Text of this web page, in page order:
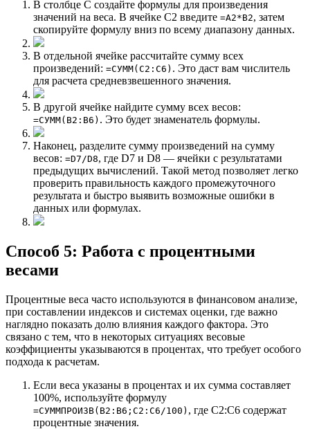
В столбце C создайте формулы для произведения
значений на веса. В ячейке C2 введите =A2*B2, затем
скопируйте формулу вниз по всему диапазону данных.
В отдельной ячейке рассчитайте сумму всех
произведений: =СУММ(C2:C6) . Это даст вам числитель
для расчета средневзвешенного значения.
В другой ячейке найдите сумму всех весов:
=СУММ(B2:B6) . Это будет знаменатель формулы.
Наконец, разделите сумму произведений на сумму
весов: =D7/D8, где D7 и D8 — ячейки с результатами
предыдущих вычислений. Такой метод позволяет легко
проверить правильность каждого промежуточного
результата и быстро выявить возможные ошибки в
данных или формулах.
Способ 5: Работа с процентными
весами
Процентные веса часто используются в финансовом анализе,
при составлении индексов и системах оценки, где важно
наглядно показать долю влияния каждого фактора. Это
связано с тем, что в некоторых ситуациях весовые
коэффициенты указываются в процентах, что требует особого
подхода к расчетам.
Если веса указаны в процентах и их сумма составляет
100%, используйте формулу
=СУММПРОИЗВ(B2:B6;C2:C6/100) , где C2:C6 содержат
процентные значения.